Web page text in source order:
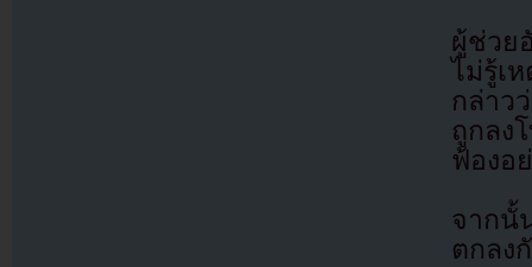
ผู้ช่วย
ไม่รู้เ
กล่าว
ถูกลง
ฟ้องอ
จากนั้
ตกลง